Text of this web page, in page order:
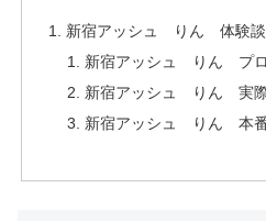
新宿アッシュ りん 体験談
新宿アッシュ りん プ
新宿アッシュ りん 実際
新宿アッシュ りん 本番